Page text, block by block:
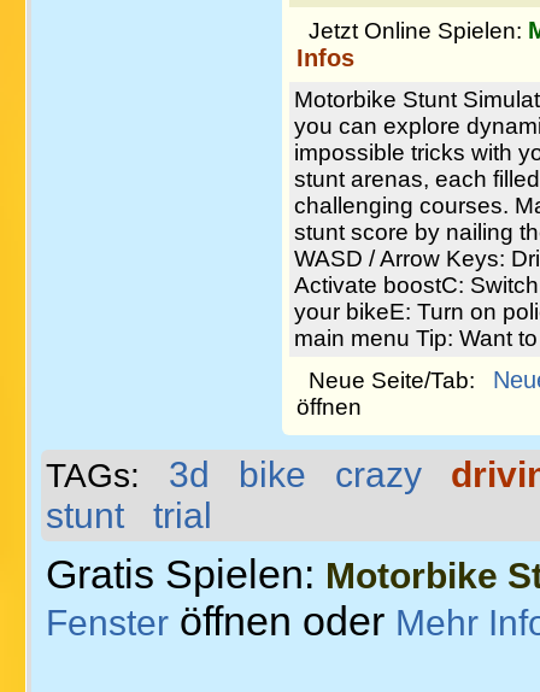
Jetzt Online Spielen:
Infos
Motorbike Stunt
you can explore
impossible tricks with
stunt arenas, each
challenging courses.
stunt score by nailing
WASD / Arrow Keys:
Activate boostC:
your bikeE: Turn on
main menu Tip: Want
Neue Seite/Tab:
öffnen
TAGs: 3d bike crazy
stunt
trial
Gratis Spielen: Motorbike
Fenster öffnen oder Mehr